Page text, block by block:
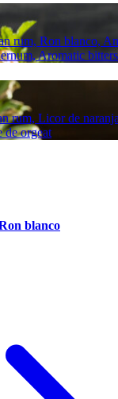
rum, Ron blanco,
Aromatic bitters
rum, Licor de
de orgeat
blanco